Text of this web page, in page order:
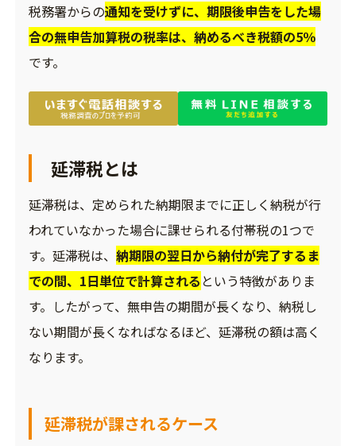
税務署からの通知を受けずに、期限後申告をした場
合の無申告加算税の税率は、納めるべき税額の5％
です。
延滞税とは
延滞税は、定められた納期限までに正しく納税が行
われていなかった場合に課せられる付帯税の1つで
す。延滞税は、 納期限の翌日から納付が完了するま
での間、1日単位で計算される という特徴がありま
す。したがって、無申告の期間が長くなり、納税し
ない期間が長くなればなるほど、延滞税の額は高く
なります。
延滞税が課されるケース